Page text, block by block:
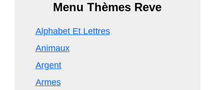
Menu Thèmes Reve
Alphabet Et Lettres
Animaux
Argent
Armes